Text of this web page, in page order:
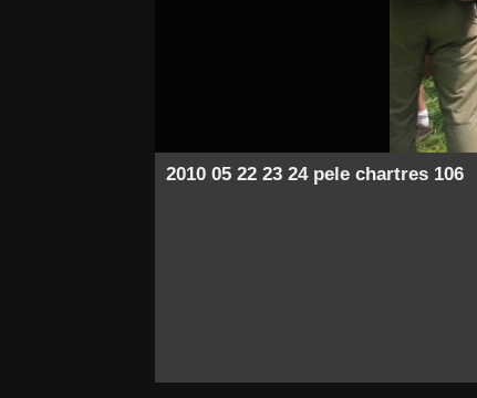
2010 05 22 23 24 pele chartres 106